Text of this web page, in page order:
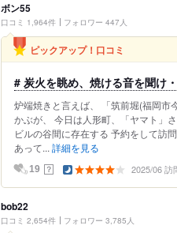
ボン55
口コミ 1,964件 フォロワー 447人
ピックアップ！口コミ
# 炭火を眺め、焼ける音を聞け
炉端焼きと言えば、 「筑前堀(福岡市
かぶが、 今日は人形町、「ヤマト」
ビルの谷間に存在する 予約をして訪
あって... 詳細を見る
19 ？ 2025/06 訪
bob22
口コミ 2,654件 フォロワー 3,785人